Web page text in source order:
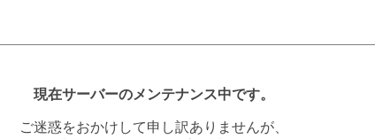
現在サーバーのメンテナンス中です。
ご迷惑をおかけして申し訳ありませんが、